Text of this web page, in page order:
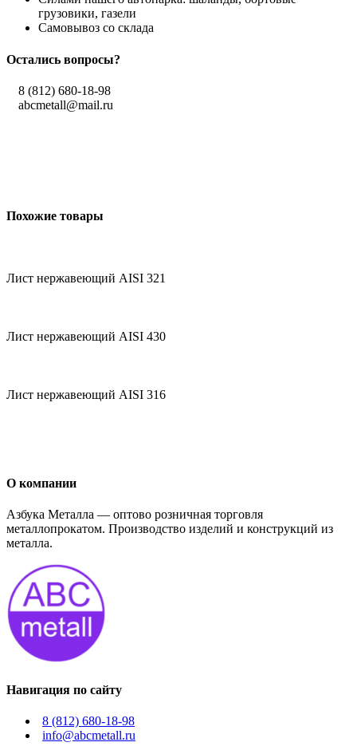
грузовики, газели
Самовывоз со склада
Остались вопросы?
8 (812) 680-18-98
abcmetall@mail.ru
Похожие товары
Лист нержавеющий AISI 321
Лист нержавеющий AISI 430
Лист нержавеющий AISI 316
О компании
Азбука Металла — оптово розничная торговля
металлопрокатом. Производство изделий и конструкций из
металла.
Навигация по сайту
8 (812) 680-18-98
info@abcmetall.ru